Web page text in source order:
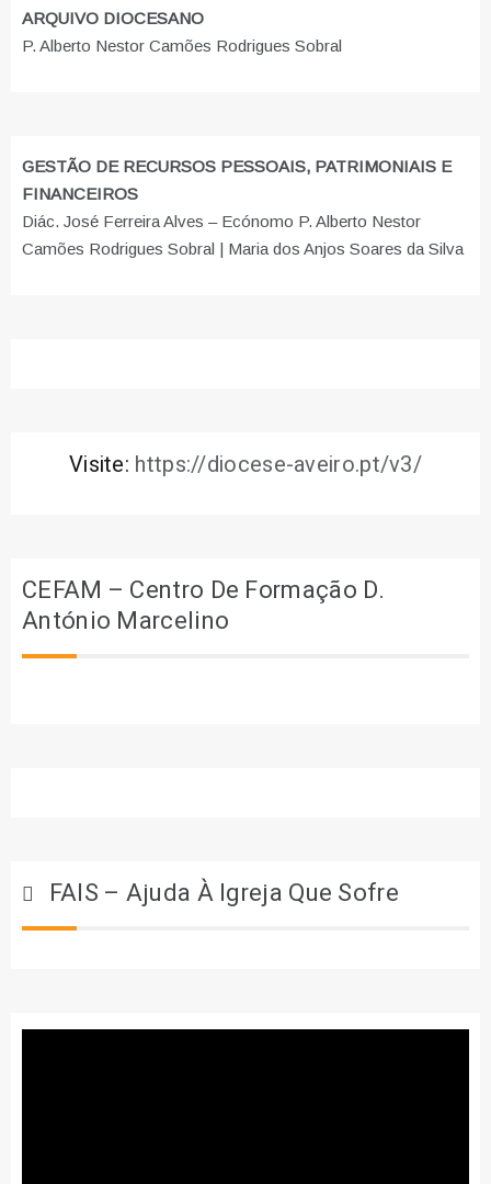
ARQUIVO DIOCESANO
P. Alberto Nestor Camões Rodrigues Sobral
GESTÃO DE RECURSOS PESSOAIS, PATRIMONIAIS E
FINANCEIROS
Diác. José Ferreira Alves – Ecónomo P. Alberto Nestor
Camões Rodrigues Sobral | Maria dos Anjos Soares da Silva
Visite: https://diocese-aveiro.pt/v3/
CEFAM – Centro De Formação D.
António Marcelino
FAIS – Ajuda À Igreja Que Sofre